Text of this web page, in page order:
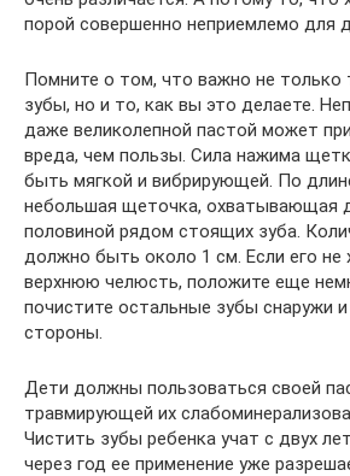
порой совершенно неприемлемо для
Помните о том, что важно не только
зубы, но и то, как вы это делаете.
даже великолепной пастой может
вреда, чем пользы. Сила нажима
быть мягкой и вибрирующей. По
небольшая щеточка, охватывающая
половиной рядом стоящих зуба.
должно быть около 1 см. Если его не
верхнюю челюсть, положите еще
почистите остальные зубы снаружи и
стороны.
Дети должны пользоваться своей
травмирующей их
Чистить зубы ребенка учат с двух
через год ее применение уже